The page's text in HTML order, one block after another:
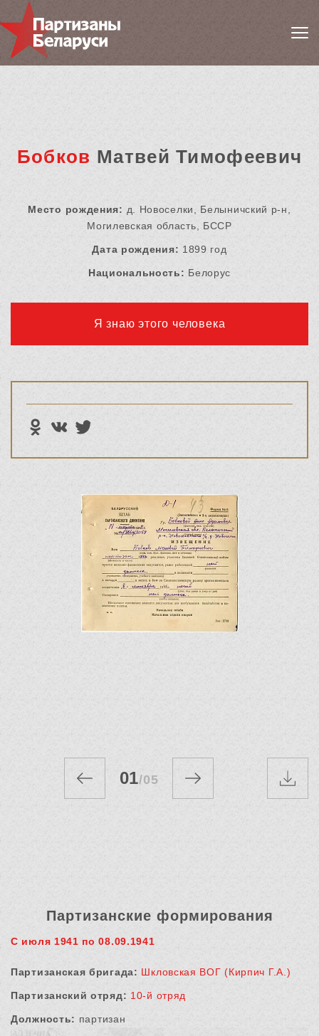
Бобков Матвей Тимофеевич
Место рождения: д. Новоселки, Белыничский р-н,
Могилевская область, БССР
Дата рождения: 1899 год
Национальность: Белорус
Я знаю этого человека
01/05
Партизанские формирования
С июля 1941 по 08.09.1941
Партизанская бригада: Шкловская ВОГ (Кирпич Г.А.)
Партизанский отряд: 10-й отряд
Должность: партизан